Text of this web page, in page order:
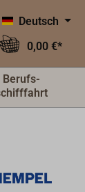
Deutsch
0,00 €*
Berufs-